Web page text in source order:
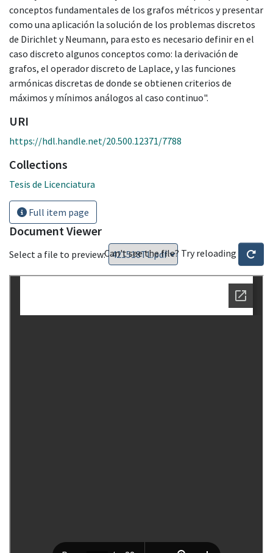
conceptos fundamentales de los grafos métricos y presentar
como una aplicación la solución de los problemas discretos
de Dirichlet y Neumann, para esto es necesario definir en el
caso discreto algunos conceptos como: la derivación de
grafos, el operador discreto de Laplace, y las funciones
armónicas discretas de donde se obtienen criterios de
máximos y mínimos análogos al caso continuo".
URI
https://hdl.handle.net/20.500.12371/7788
Collections
Tesis de Licenciatura
Full item page
Document Viewer
Select a file to preview:Can't see the file? Try reloading